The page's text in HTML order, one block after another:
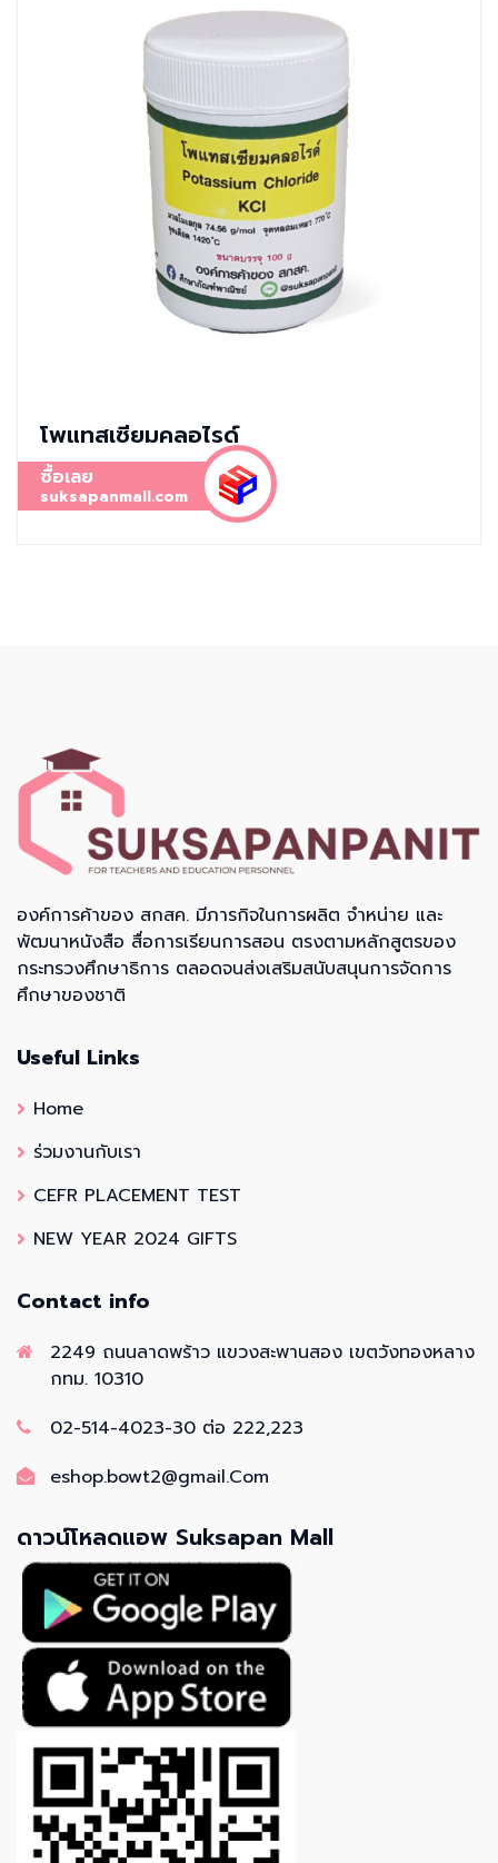
โพแทสเซียมคลอไรด์
ซื้อเลย
suksapanmall.com
องค์การค้าของ สกสค. มีภารกิจในการผลิต จำหน่าย และ
พัฒนาหนังสือ สื่อการเรียนการสอน ตรงตามหลักสูตรของ
กระทรวงศึกษาธิการ ตลอดจนส่งเสริมสนับสนุนการจัดการ
ศึกษาของชาติ
Useful Links
Home
ร่วมงานกับเรา
CEFR PLACEMENT TEST
NEW YEAR 2024 GIFTS
Contact info
2249 ถนนลาดพร้าว แขวงสะพานสอง เขตวังทองหลาง
กทม. 10310
02-514-4023-30 ต่อ 222,223
eshop.bowt2@gmail.Com
ดาวน์โหลดแอพ Suksapan Mall